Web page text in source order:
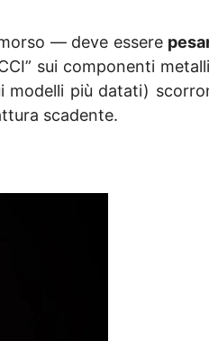
— deve essere
sui componenti
modelli più datati)
scadente.